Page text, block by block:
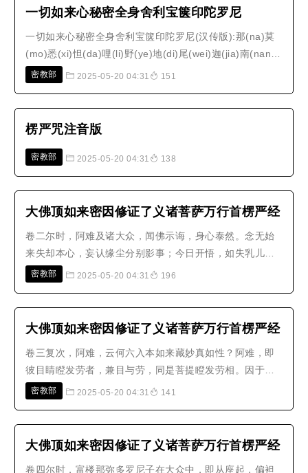
疮，或是有坏..
一切如来心秘密全身舍利宝箧印陀罗尼
一切如来心秘密全身舍利宝箧印陀罗尼(汉传版):那(na)莫
(mo)悉(xi)怛(da)哩(li)野(ye)地(di)尾(wei)迦(jia)南(nan)
薩(sa)婆(po)怛(da)他(ta)蘖(ye)多(duo)喃(nan)唵(om)部
(lu)馱(tuo)啰(la)..
密教部 2025-05-20 04:31 151
楞严咒注音版
密教部 2025-05-20 04:31 138
大佛顶如来密因修证了义诸菩萨万行首楞严经
卷二尔时，阿难及诸大众，闻佛示诲，身心泰然。念无始
来失却本心，妄认缘尘分别影事；今日开悟，如失乳儿，
忽遇慈母。合掌礼佛，愿闻如来显出身心真妄虚实，现前
名为涅槃。我虽值佛，今犹狐疑，..
密教部 2025-05-20 04:31 196
大佛顶如来密因修证了义诸菩萨万行首楞严经
卷三复次，阿难，云何六入本如来藏妙真如性？阿难，即
彼目睛瞪发劳者，兼目与劳，同是菩提瞪发劳相。因于
明、暗二种妄尘，发见居中，吸此尘象，名为见性。此见
灭，应非见暗。若从暗来，明即随灭..
密教部 2025-05-20 04:31 141
大佛顶如来密因修证了义诸菩萨万行首楞严经
卷四尔时，富楼那弥多罗尼子在大众中，即从座起，偏袒